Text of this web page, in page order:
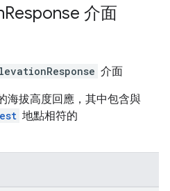
Response 介面
介面
海拔高度回應，其中包含與
地點相符的